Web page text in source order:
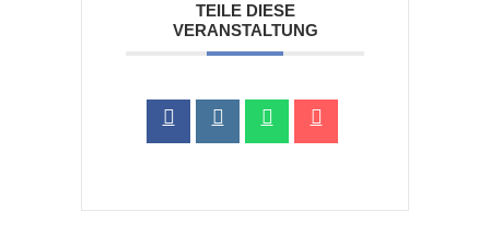
TEILE DIESE
VERANSTALTUNG